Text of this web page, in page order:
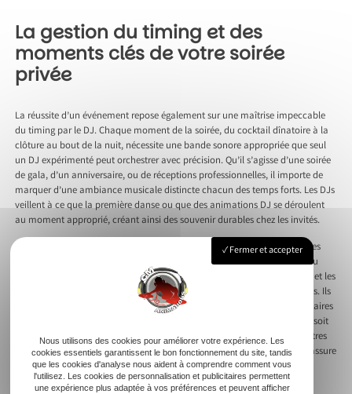
La gestion du timing et des
moments clés de votre soirée
privée
La réussite d’un événement repose également sur une maîtrise impeccable
du timing par le DJ. Chaque moment de la soirée, du cocktail dînatoire à la
clôture au bout de la nuit, nécessite une bande sonore appropriée que seul
un DJ expérimenté peut orchestrer avec précision. Qu’il s’agisse d’une soirée
de gala, d’un anniversaire, ou de réceptions professionnelles, il importe de
marquer d’une ambiance musicale distincte chacun des temps forts. Les DJs
veillent à ce que la première danse ou que des animations DJ se déroulent
au moment approprié, créant ainsi des souvenir durables chez les invités.
Ces experts adaptent le niveau sonore de sorte à encourager les échanges
pendant le repas ou à intensifier l’ambiance pendant les danses. Tout au
long de l’événement, ils supervisent la transition entre les temps calmes et les
moments festifs pour maintenir l’intérêt général et éviter les temps morts. Ils
jouent également un rôle de coordinateur discret avec les autres prestataires
présents, comme le traiteur ou le magicien, afin que la synchronisation soit
parfaite et que le spectacle musical se joigne harmonieusement aux autres
animations de la soirée. Au travers de cette gestion rigoureuse, un DJ s’assure
que le déroulement de la soirée reste fluide, apportant à la fois de la
cohérence à l’événement et du plaisir aux participants.
Fermer et accepter
Nous utilisons des cookies pour améliorer votre expérience. Les
cookies essentiels garantissent le bon fonctionnement du site, tandis
que les cookies d'analyse nous aident à comprendre comment vous
l'utilisez. Les cookies de personnalisation et publicitaires permettent
une expérience plus adaptée à vos préférences et peuvent afficher